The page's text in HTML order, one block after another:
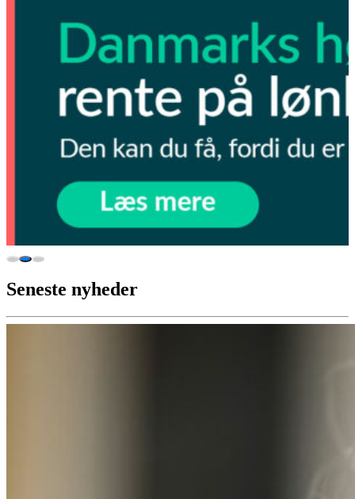
Seneste nyheder